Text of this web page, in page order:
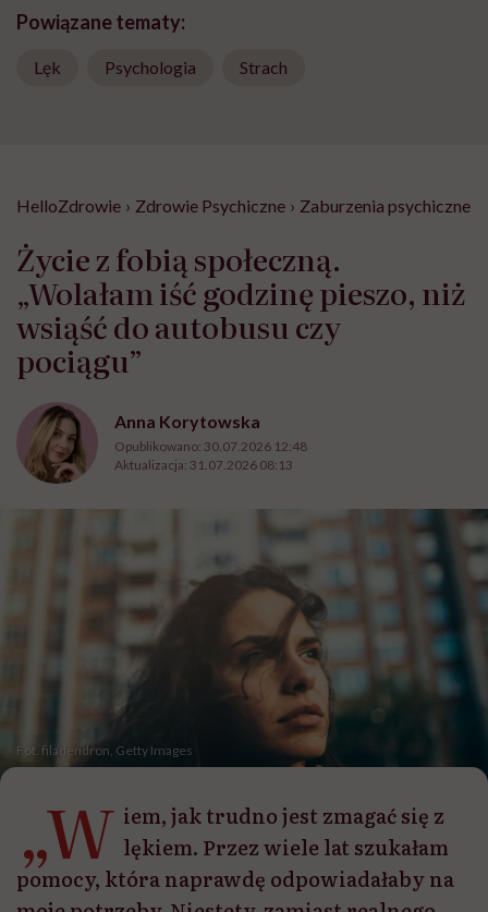
Powiązane tematy:
Lęk Psychologia Strach
HelloZdrowie › Zdrowie Psychiczne › Zaburzenia psychiczne
Życie z fobią społeczną.
„Wolałam iść godzinę pieszo, niż
wsiąść do autobusu czy
pociągu”
Anna Korytowska
Opublikowano: 30.07.2026 12:48
Aktualizacja: 31.07.2026 08:13
Fot. filadendron, Getty Images
„W iem, jak trudno jest zmagać się z
lękiem. Przez wiele lat szukałam
pomocy, która naprawdę odpowiadałaby na